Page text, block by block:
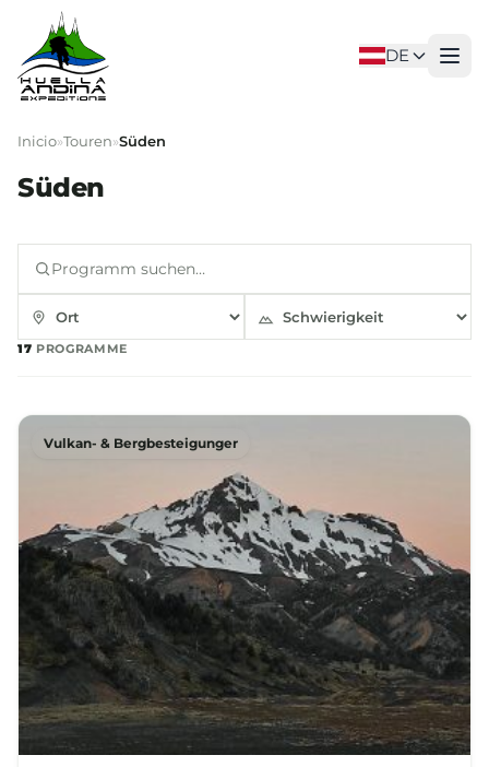
DE
Inicio»Touren»Süden
Süden
17 PROGRAMME
Vulkan- & Bergbesteigunger